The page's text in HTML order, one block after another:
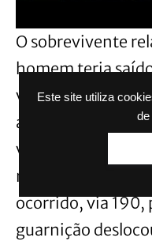
Este site utiliza
de
O sobrevivente
homem teria
vermelho e
a motorista teria
veículo e parado
no local.
ocorrido, via 190,
guarnição